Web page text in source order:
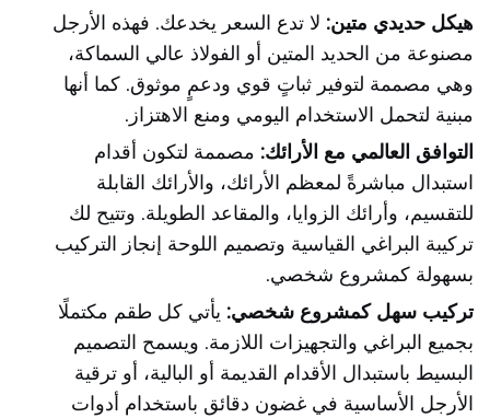
هيكل حديدي متين: لا تدع السعر يخدعك. فهذه الأرجل
مصنوعة من الحديد المتين أو الفولاذ عالي السماكة،
وهي مصممة لتوفير ثباتٍ قوي ودعمٍ موثوق. كما أنها
مبنية لتحمل الاستخدام اليومي ومنع الاهتزاز.
التوافق العالمي مع الأرائك: مصممة لتكون أقدام
استبدال مباشرةً لمعظم الأرائك، والأرائك القابلة
للتقسيم، وأرائك الزوايا، والمقاعد الطويلة. وتتيح لك
تركيبة البراغي القياسية وتصميم اللوحة إنجاز التركيب
بسهولة كمشروع شخصي.
تركيب سهل كمشروع شخصي: يأتي كل طقم مكتملًا
بجميع البراغي والتجهيزات اللازمة. ويسمح التصميم
البسيط باستبدال الأقدام القديمة أو البالية، أو ترقية
الأرجل الأساسية في غضون دقائق باستخدام أدوات